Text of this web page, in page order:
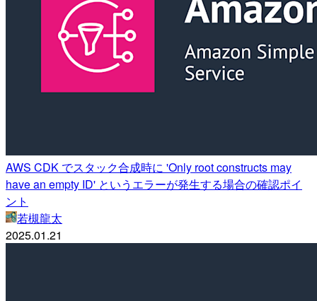
AWS CDK でスタック合成時に 'Only root constructs may
have an empty ID' というエラーが発生する場合の確認ポイ
ント
若槻龍太
2025.01.21